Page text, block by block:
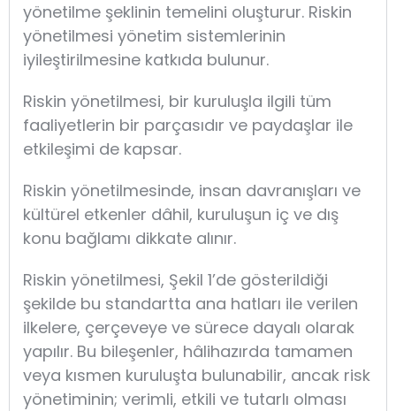
yönetilme şeklinin temelini oluşturur. Riskin
yönetilmesi yönetim sistemlerinin
iyileştirilmesine katkıda bulunur.
Riskin yönetilmesi, bir kuruluşla ilgili tüm
faaliyetlerin bir parçasıdır ve paydaşlar ile
etkileşimi de kapsar.
Riskin yönetilmesinde, insan davranışları ve
kültürel etkenler dâhil, kuruluşun iç ve dış
konu bağlamı dikkate alınır.
Riskin yönetilmesi, Şekil 1’de gösterildiği
şekilde bu standartta ana hatları ile verilen
ilkelere, çerçeveye ve sürece dayalı olarak
yapılır. Bu bileşenler, hâlihazırda tamamen
veya kısmen kuruluşta bulunabilir, ancak risk
yönetiminin; verimli, etkili ve tutarlı olması